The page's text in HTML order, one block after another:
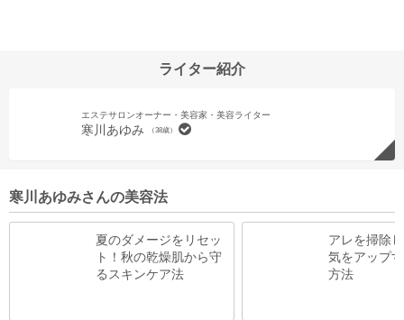
ライター紹介
エステサロンオーナー・美容家・美容ライター
寒川あゆみ （38歳）
寒川あゆみさんの美容法
夏のダメージをリセッ
ト！秋の乾燥肌から守
るスキンケア法
アレを掃除
気をアップ
方法